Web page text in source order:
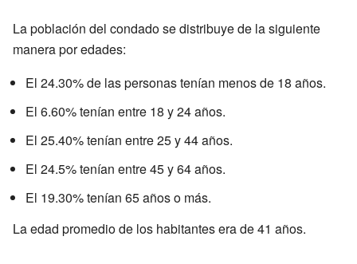
La población del condado se distribuye de la siguiente
manera por edades:
El 24.30% de las personas tenían menos de 18 años.
El 6.60% tenían entre 18 y 24 años.
El 25.40% tenían entre 25 y 44 años.
El 24.5% tenían entre 45 y 64 años.
El 19.30% tenían 65 años o más.
La edad promedio de los habitantes era de 41 años.